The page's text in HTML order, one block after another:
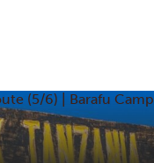
(5/6) | Barafu